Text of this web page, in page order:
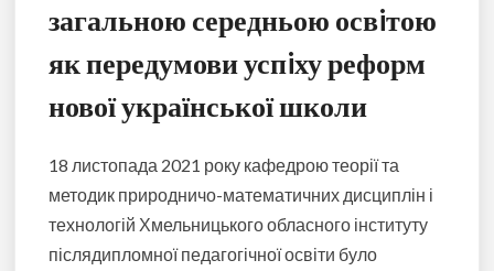
загальною середньою освiтою
як передумови успiху реформ
нової української школи
18 листопада 2021 року кафедрою теорії та
методик природничо-математичних дисциплін і
технологій Хмельницького обласного інституту
післядипломної педагогічної освіти було